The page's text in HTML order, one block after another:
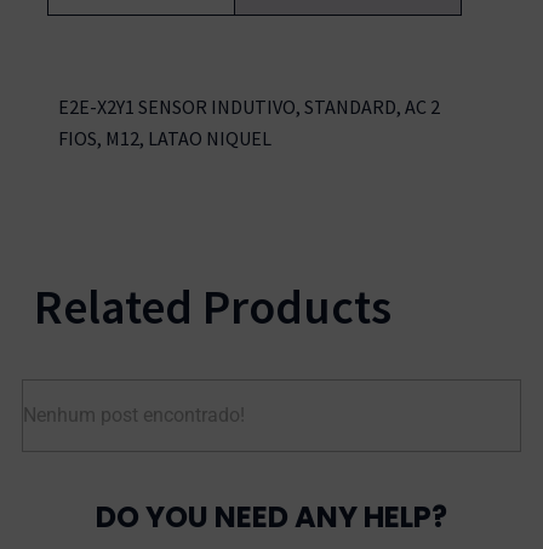
E2E-X2Y1 SENSOR INDUTIVO, STANDARD, AC 2
FIOS, M12, LATAO NIQUEL
Related Products
Nenhum post encontrado!
DO YOU NEED ANY HELP?